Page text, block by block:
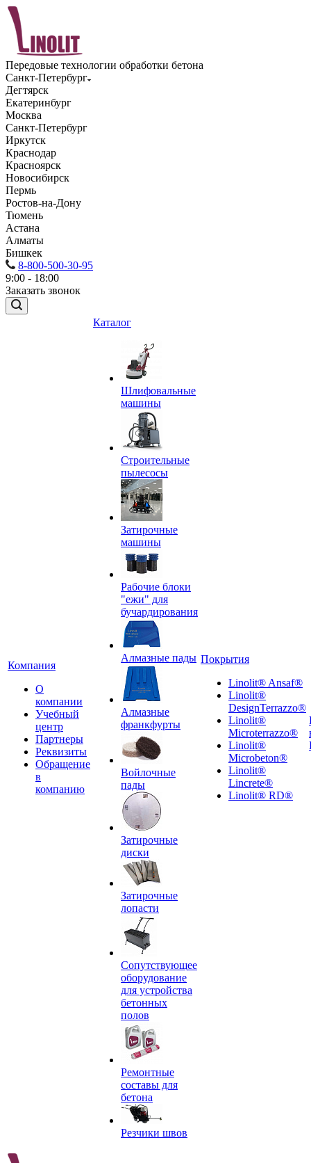
Передовые технологии обработки бетона
Санкт-Петербург
Дегтярск
Екатеринбург
Москва
Санкт-Петербург
Иркутск
Краснодар
Красноярск
Новосибирск
Пермь
Ростов-на-Дону
Тюмень
Астана
Алматы
Бишкек
8-800-500-30-95
9:00 - 18:00
Заказать звонок
Компания
О
компании
Учебный
центр
Партнеры
Реквизиты
Обращение
в
компанию
Каталог
Шлифовальные
машины
Строительные
пылесосы
Затирочные
машины
Рабочие блоки
"ежи" для
бучардирования
Алмазные пады
Алмазные
франкфурты
Войлочные
пады
Затирочные
диски
Затирочные
лопасти
Сопутствующее
оборудование
для устройства
бетонных
полов
Ремонтные
составы для
бетона
Резчики швов
Покрытия
Linolit® Ansaf®
Linolit®
DesignTerrazzo®
Linolit®
Microterrazzo®
Linolit®
Microbeton®
Linolit®
Lincrete®
Linolit® RD®